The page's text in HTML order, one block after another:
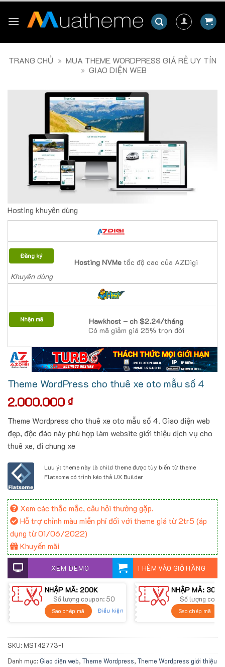
TRANG CHỦ » MUA THEME WORDPRESS GIÁ RẺ UY TÍN
» GIAO DIỆN WEB
Hosting khuyên dùng
Đăng ký
Khuyên dùng
Hosting NVMe tốc độ cao của AZDigi
Nhận mã
Hawkhost – ch $2.24/tháng
Có mã giảm giá 25% trọn đời
Theme WordPress cho thuê xe oto mẫu số 4
2.000.000 ₫
Theme Wordpress cho thuê xe oto mẫu số 4. Giao diện web
đẹp, độc đáo này phù hợp làm website giới thiệu dịch vụ cho
thuê xe, đi chung xe
Lưu ý: theme này là child theme được tùy biến từ theme
Flatsome có trình kéo thả UX Builder
Xem các thắc mắc, câu hỏi thường gặp.
Hỗ trợ chỉnh màu miễn phí đối với theme giá từ 2tr5 (áp
dụng từ 01/06/2022)
Khuyến mãi
XEM DEMO THÊM VÀO GIỎ HÀNG
NHẬP MÃ: 200K
Số lượng coupon: 50
Sao chép mã Điều kiện
NHẬP MÃ: 300K
Số lượng
Sao chép mã
SKU: MST42773-1
Danh mục:Giao diện web, Theme Wordpress, Theme Wordpress giới thiệu